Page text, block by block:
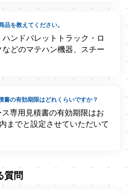
を教えてください。
ンドパレットトラック・ロ
どのマテハン機器、スチー
書の有効期限はどれくらいですか？
専用見積書の有効期限はお
までと設定させていただいて
質問